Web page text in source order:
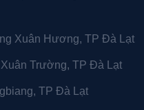
Xuân Hương, TP Đà Lạt
Trường, TP Đà Lạt
TP Đà Lạt